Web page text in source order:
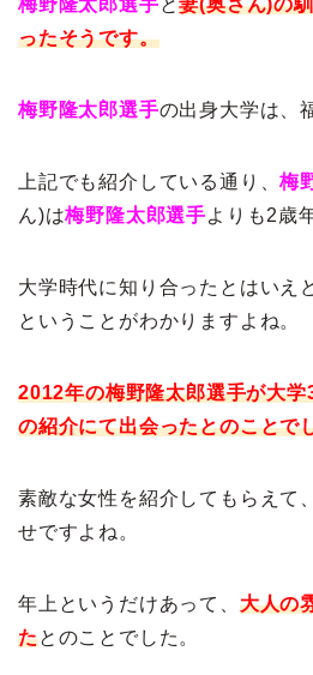
梅野隆太郎選手と妻(奥さん)の
ったそうです。
梅野隆太郎選手の出身大学は、
上記でも紹介している通り、梅
ん)は梅野隆太郎選手よりも2歳
大学時代に知り合ったとはいえ
ということがわかりますよね。
2012年の梅野隆太郎選手が大
の紹介にて出会ったとのことで
素敵な女性を紹介してもらえて、
せですよね。
年上というだけあって、 大人の
たとのことでした。